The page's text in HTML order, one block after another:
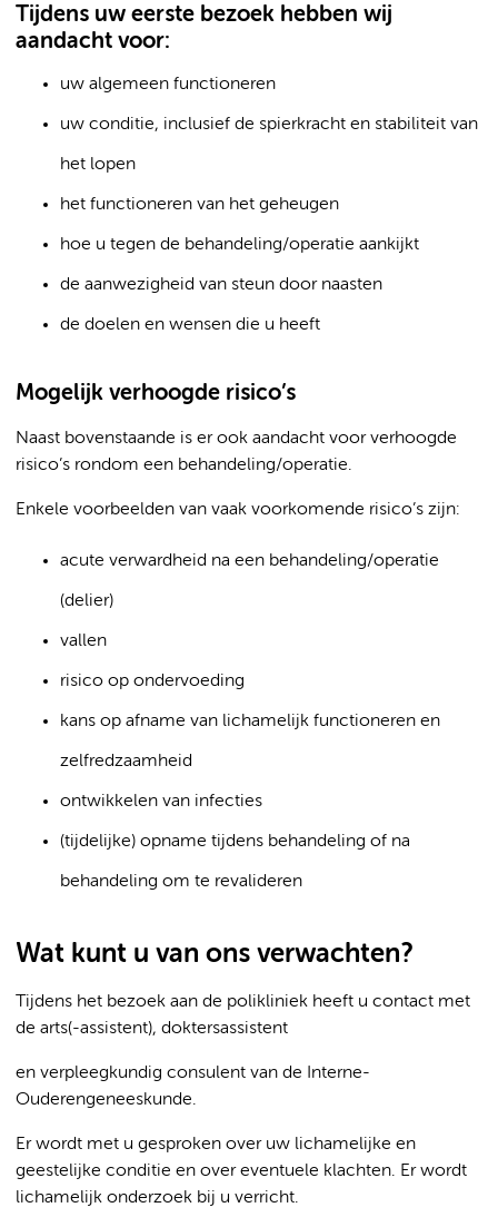
Tijdens uw eerste bezoek hebben wij
aandacht voor:
uw algemeen functioneren
uw conditie, inclusief de spierkracht en stabiliteit van
het lopen
het functioneren van het geheugen
hoe u tegen de behandeling/operatie aankijkt
de aanwezigheid van steun door naasten
de doelen en wensen die u heeft
Mogelijk verhoogde risico’s
Naast bovenstaande is er ook aandacht voor verhoogde
risico’s rondom een behandeling/operatie.
Enkele voorbeelden van vaak voorkomende risico’s zijn:
acute verwardheid na een behandeling/operatie
(delier)
vallen
risico op ondervoeding
kans op afname van lichamelijk functioneren en
zelfredzaamheid
ontwikkelen van infecties
(tijdelijke) opname tijdens behandeling of na
behandeling om te revalideren
Wat kunt u van ons verwachten?
Tijdens het bezoek aan de polikliniek heeft u contact met
de arts(-assistent), doktersassistent
en verpleegkundig consulent van de Interne-
Ouderengeneeskunde.
Er wordt met u gesproken over uw lichamelijke en
geestelijke conditie en over eventuele klachten. Er wordt
lichamelijk onderzoek bij u verricht.